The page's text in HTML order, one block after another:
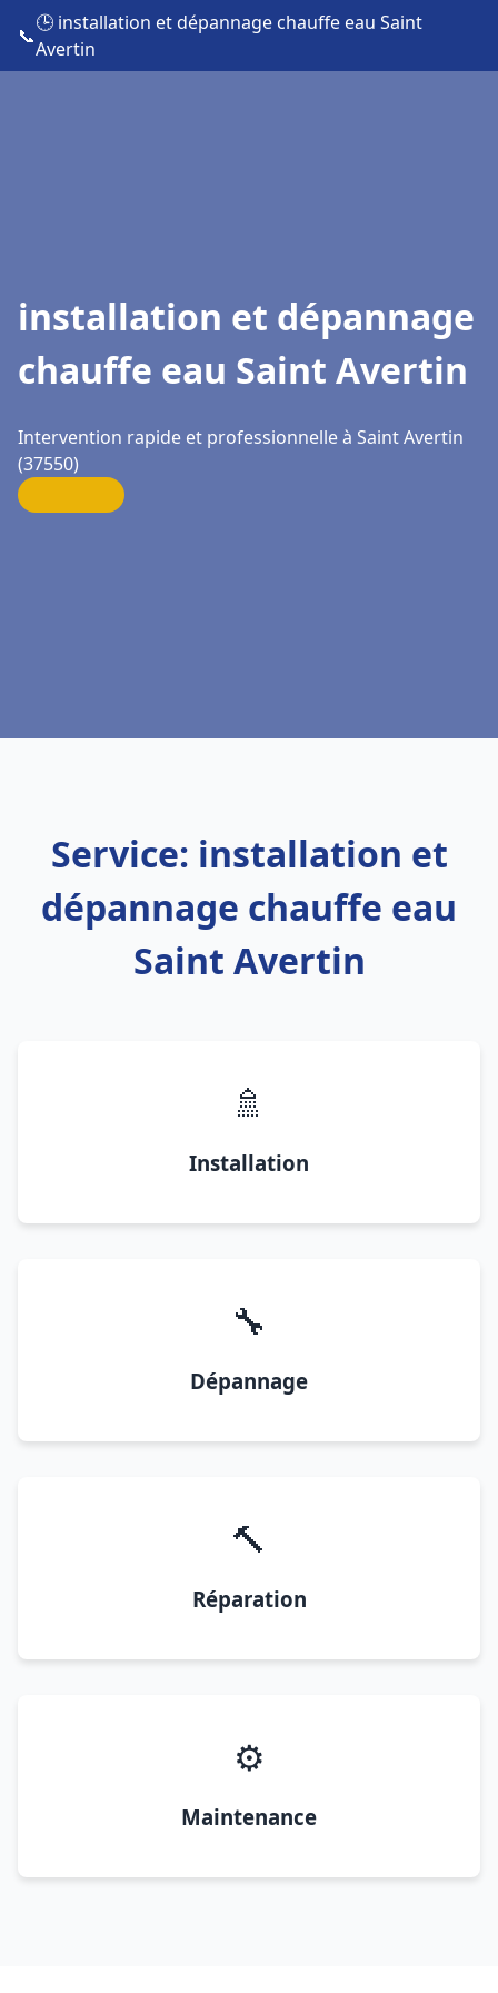
📞
🕒 installation et dépannage chauffe eau Saint
Avertin
installation et dépannage
chauffe eau Saint Avertin
Intervention rapide et professionnelle à Saint Avertin
(37550)
Service: installation et
dépannage chauffe eau
Saint Avertin
🚿
Installation
🔧
Dépannage
🔨
Réparation
⚙️
Maintenance